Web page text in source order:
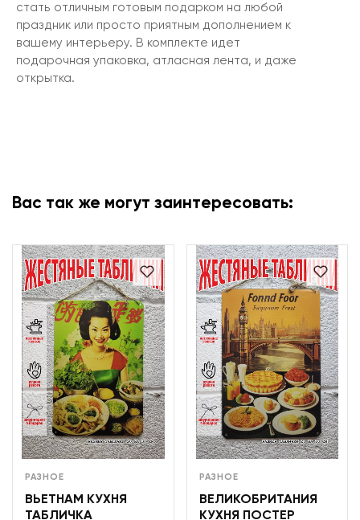
стать отличным готовым подарком на любой
праздник или просто приятным дополнением к
вашему интерьеру. В комплекте идет
подарочная упаковка, атласная лента, и даже
открытка.
Вас так же могут заинтересовать:
РАЗНОЕ
ВЬЕТНАМ КУХНЯ
ТАБЛИЧКА
РАЗНОЕ
ВЕЛИКОБРИТАНИЯ
КУХНЯ ПОСТЕР